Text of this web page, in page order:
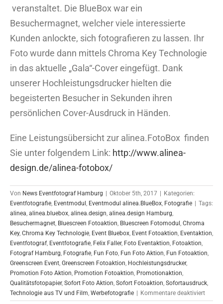
veranstaltet. Die BlueBox war ein
Besuchermagnet, welcher viele interessierte
Kunden anlockte, sich fotografieren zu lassen. Ihr
Foto wurde dann mittels Chroma Key Technologie
in das aktuelle „Gala“-Cover eingefügt. Dank
unserer Hochleistungsdrucker hielten die
begeisterten Besucher in Sekunden ihren
persönlichen Cover-Ausdruck in Händen.
Eine Leistungsübersicht zur alinea.FotoBox finden
Sie unter folgendem Link: http://www.alinea-
design.de/alinea-fotobox/
Von News Eventfotograf Hamburg Oktober 5th, 2017
Kategorien:
Eventfotografie, Eventmodul , Eventmodul alinea.BlueBox, Fotografie
Tags:
alinea, alinea.bluebox, alinea.design, alinea.design Hamburg,
Besuchermagnet, Bluescreen Fotoaktion, Bluescreen Fotomodul , Chroma
Key, Chroma Key Technologie, Event Bluebox, Event Fotoaktion, Eventaktion,
Eventfotograf, Eventfotografie, Felix Faller, Foto Eventaktion, Fotoaktion,
Fotograf Hamburg, Fotografie, Fun Foto, Fun Foto Aktion, Fun Fotoaktion,
Greenscreen Event, Greenscreen Fotoaktion, Hochleistungsdrucker,
Promotion Foto Aktion, Promotion Fotoaktion, Promotionaktion,
Qualitätsfotopapier, Sofort Foto Aktion, Sofort Fotoaktion, Sofortausdruck,
Technologie aus TV und Film, Werbefotografie Kommentare deaktiviertfür